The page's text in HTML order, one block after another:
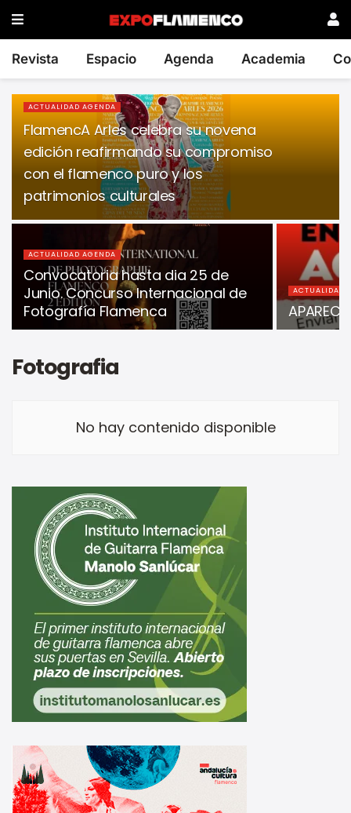
Revista Espacio Agenda Academia
ACTUALIDAD AGENDA
FlamencA Arles celebra su novena
edición reafirmando su compromiso
con el flamenco puro y los
patrimonios culturales
ACTUALIDAD AGENDA
Convocatoria hasta dia 25 de
Junio. Concurso Internacional de
Fotografía Flamenca
ACTUALIDAD
Fotografia
No hay contenido disponible